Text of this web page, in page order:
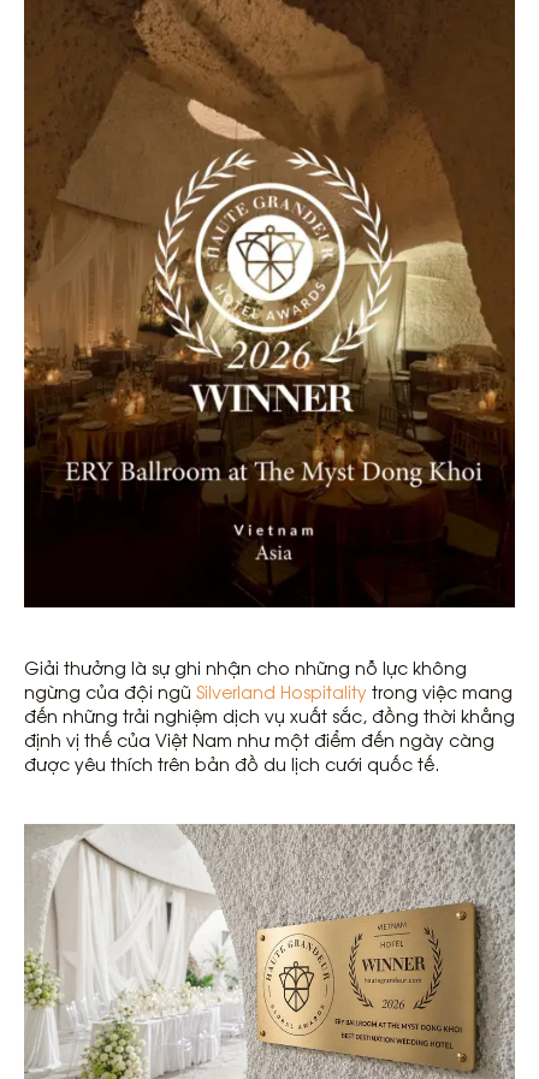
Giải thưởng là sự ghi nhận cho những nỗ lực không
ngừng của đội ngũ Silverland Hospitality trong việc mang
đến những trải nghiệm dịch vụ xuất sắc, đồng thời khẳng
định vị thế của Việt Nam như một điểm đến ngày càng
được yêu thích trên bản đồ du lịch cưới quốc tế.